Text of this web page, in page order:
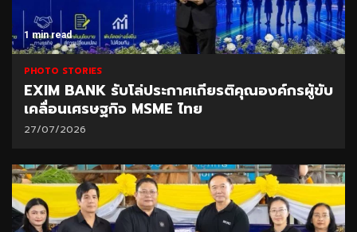
1 min read
PHOTO STORIES
EXIM BANK รับโล่ประกาศเกียรติคุณองค์กรผู้ขับ
เคลื่อนเศรษฐกิจ MSME ไทย
27/07/2026